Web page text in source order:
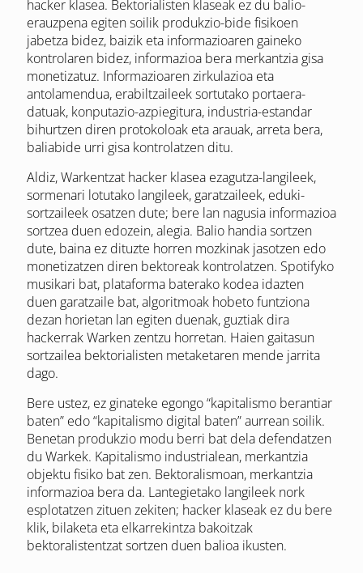
hacker klasea. Bektorialisten klaseak ez du balio-
erauzpena egiten soilik produkzio-bide fisikoen
jabetza bidez, baizik eta informazioaren gaineko
kontrolaren bidez, informazioa bera merkantzia gisa
monetizatuz. Informazioaren zirkulazioa eta
antolamendua, erabiltzaileek sortutako portaera-
datuak, konputazio-azpiegitura, industria-estandar
bihurtzen diren protokoloak eta arauak, arreta bera,
baliabide urri gisa kontrolatzen ditu.
Aldiz, Warkentzat hacker klasea ezagutza-langileek,
sormenari lotutako langileek, garatzaileek, eduki-
sortzaileek osatzen dute; bere lan nagusia informazioa
sortzea duen edozein, alegia. Balio handia sortzen
dute, baina ez dituzte horren mozkinak jasotzen edo
monetizatzen diren bektoreak kontrolatzen. Spotifyko
musikari bat, plataforma baterako kodea idazten
duen garatzaile bat, algoritmoak hobeto funtziona
dezan horietan lan egiten duenak, guztiak dira
hackerrak Warken zentzu horretan. Haien gaitasun
sortzailea bektorialisten metaketaren mende jarrita
dago.
Bere ustez, ez ginateke egongo “kapitalismo berantiar
baten” edo “kapitalismo digital baten” aurrean soilik.
Benetan produkzio modu berri bat dela defendatzen
du Warkek. Kapitalismo industrialean, merkantzia
objektu fisiko bat zen. Bektoralismoan, merkantzia
informazioa bera da. Lantegietako langileek nork
esplotatzen zituen zekiten; hacker klaseak ez du bere
klik, bilaketa eta elkarrekintza bakoitzak
bektoralistentzat sortzen duen balioa ikusten.